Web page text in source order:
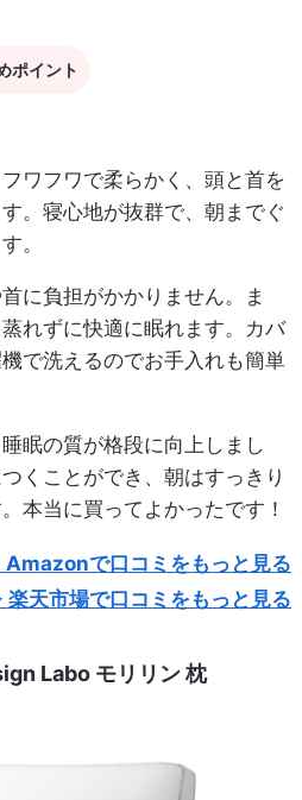
ポイント
ワフワで柔らかく、頭と首を
。寝心地が抜群で、朝までぐ
。
に負担がかかりません。ま
れずに快適に眠れます。カバ
で洗えるのでお手入れも簡単
眠の質が格段に向上しまし
くことができ、朝はすっきり
本当に買ってよかったです！
Amazonで口コミをもっと見る
楽天市場で口コミをもっと見る
Labo モリリン 枕